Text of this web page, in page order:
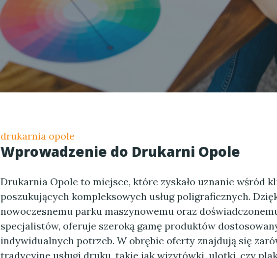
drukarnia opole
Wprowadzenie do Drukarni Opole
Drukarnia Opole to miejsce, które zyskało uznanie wśród
poszukujących kompleksowych usług poligraficznych.
nowoczesnemu parku maszynowemu oraz
specjalistów, oferuje szeroką gamę produktów
indywidualnych potrzeb. W obrębie oferty znajdują się
tradycyjne usługi druku, takie jak wizytówki, ulotki, czy